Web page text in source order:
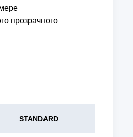
прозрачного
STANDARD